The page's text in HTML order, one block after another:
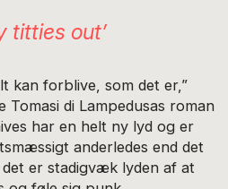
titties out’
kan forblive, som det er,”
Tomasi di Lampedusas roman
har en helt ny lyd og er
anderledes end det
er stadigvæk lyden af at